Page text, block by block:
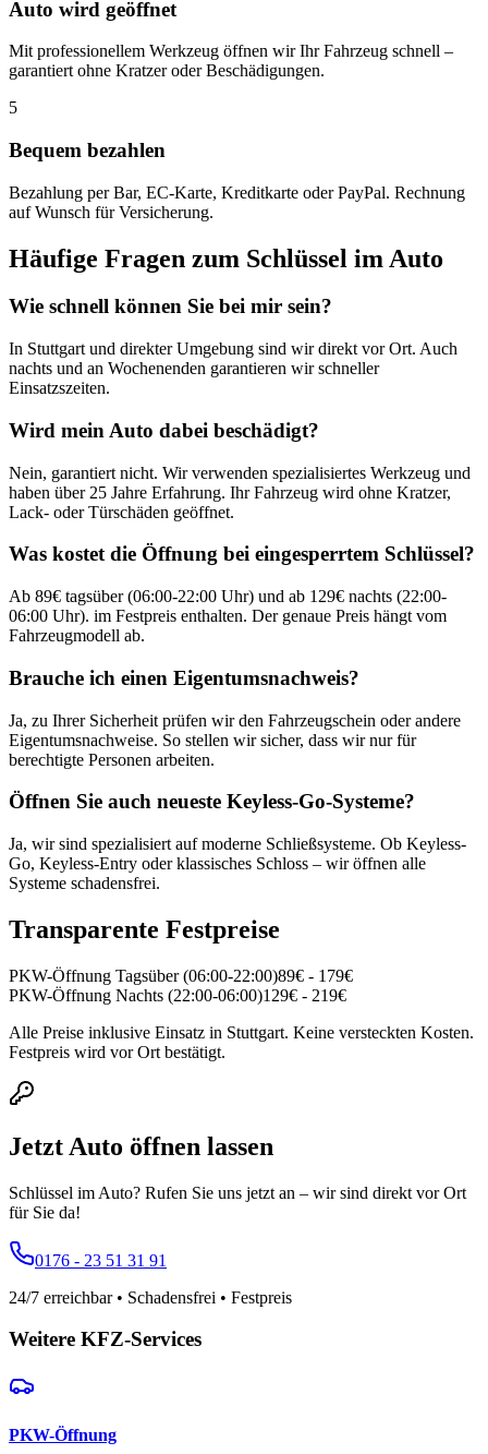
Auto wird geöffnet
Mit professionellem Werkzeug öffnen wir Ihr Fahrzeug schnell –
garantiert ohne Kratzer oder Beschädigungen.
5
Bequem bezahlen
Bezahlung per Bar, EC-Karte, Kreditkarte oder PayPal. Rechnung
auf Wunsch für Versicherung.
Häufige Fragen zum Schlüssel im Auto
Wie schnell können Sie bei mir sein?
In Stuttgart und direkter Umgebung sind wir direkt vor Ort. Auch
nachts und an Wochenenden garantieren wir schneller
Einsatzszeiten.
Wird mein Auto dabei beschädigt?
Nein, garantiert nicht. Wir verwenden spezialisiertes Werkzeug und
haben über 25 Jahre Erfahrung. Ihr Fahrzeug wird ohne Kratzer,
Lack- oder Türschäden geöffnet.
Was kostet die Öffnung bei eingesperrtem Schlüssel?
Ab 89€ tagsüber (06:00-22:00 Uhr) und ab 129€ nachts (22:00-
06:00 Uhr). im Festpreis enthalten. Der genaue Preis hängt vom
Fahrzeugmodell ab.
Brauche ich einen Eigentumsnachweis?
Ja, zu Ihrer Sicherheit prüfen wir den Fahrzeugschein oder andere
Eigentumsnachweise. So stellen wir sicher, dass wir nur für
berechtigte Personen arbeiten.
Öffnen Sie auch neueste Keyless-Go-Systeme?
Ja, wir sind spezialisiert auf moderne Schließsysteme. Ob Keyless-
Go, Keyless-Entry oder klassisches Schloss – wir öffnen alle
Systeme schadensfrei.
Transparente Festpreise
PKW-Öffnung Tagsüber (06:00-22:00)89€ - 179€
PKW-Öffnung Nachts (22:00-06:00)129€ - 219€
Alle Preise inklusive Einsatz in Stuttgart. Keine versteckten Kosten.
Festpreis wird vor Ort bestätigt.
Jetzt Auto öffnen lassen
Schlüssel im Auto? Rufen Sie uns jetzt an – wir sind direkt vor Ort
für Sie da!
0176 - 23 51 31 91
24/7 erreichbar • Schadensfrei • Festpreis
Weitere KFZ-Services
PKW-Öffnung